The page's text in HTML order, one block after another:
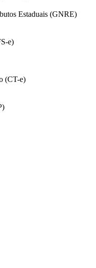
Estaduais (GNRE)
e)
(CT-e)